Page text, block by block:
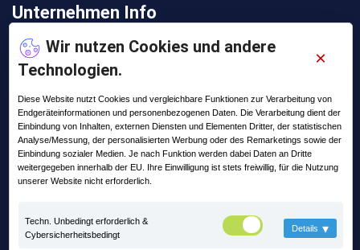
Wir nutzen Cookies und andere
Technologien.
×
Diese Website nutzt Cookies und vergleichbare Funktionen zur Verarbeitung von
Endgeräteinformationen und personenbezogenen Daten. Die Verarbeitung dient der
Einbindung von Inhalten, externen Diensten und Elementen Dritter, der statistischen
Analyse/Messung, der personalisierten Werbung oder des Remarketings sowie der
Einbindung sozialer Medien. Je nach Funktion werden dabei Daten an Dritte
weitergegeben innerhalb der EU. Ihre Einwilligung ist stets freiwillig, für die Nutzung
unserer Website nicht erforderlich.
Techn. Unbedingt erforderlich &
Cybersicherheitsbedingt
Details ▾
Unternehmen Info
Adresse:
Lange Straße 35
Telefon:
+49 (0) 36258 - 566 - 0
Email:
info@praxis-edv.de